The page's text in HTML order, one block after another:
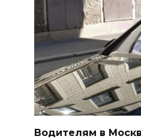
Водителям в